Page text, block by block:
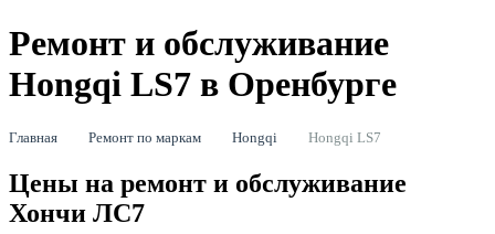
Ремонт и обслуживание
Hongqi LS7 в Оренбурге
Главная Ремонт по маркам Hongqi Hongqi LS7
Цены на ремонт и обслуживание
Хончи ЛС7